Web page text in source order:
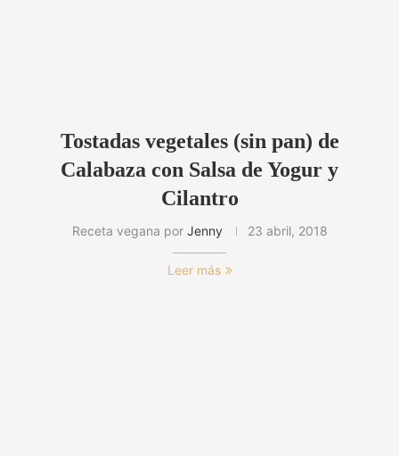
Tostadas vegetales (sin pan) de
Calabaza con Salsa de Yogur y
Cilantro
Receta vegana por Jenny 23 abril, 2018
Leer más